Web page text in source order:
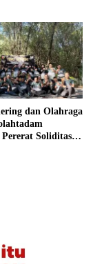
dan Olahraga
Soliditas